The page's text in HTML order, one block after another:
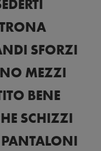
SFORZI
MEZZI
BENE
SCHIZZI